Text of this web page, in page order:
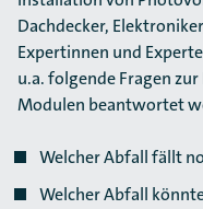
Dachdecker,
Expertinnen und
u.a. folgende Fragen
Modulen beantwortet
Welcher Abfall fällt
Welcher Abfall